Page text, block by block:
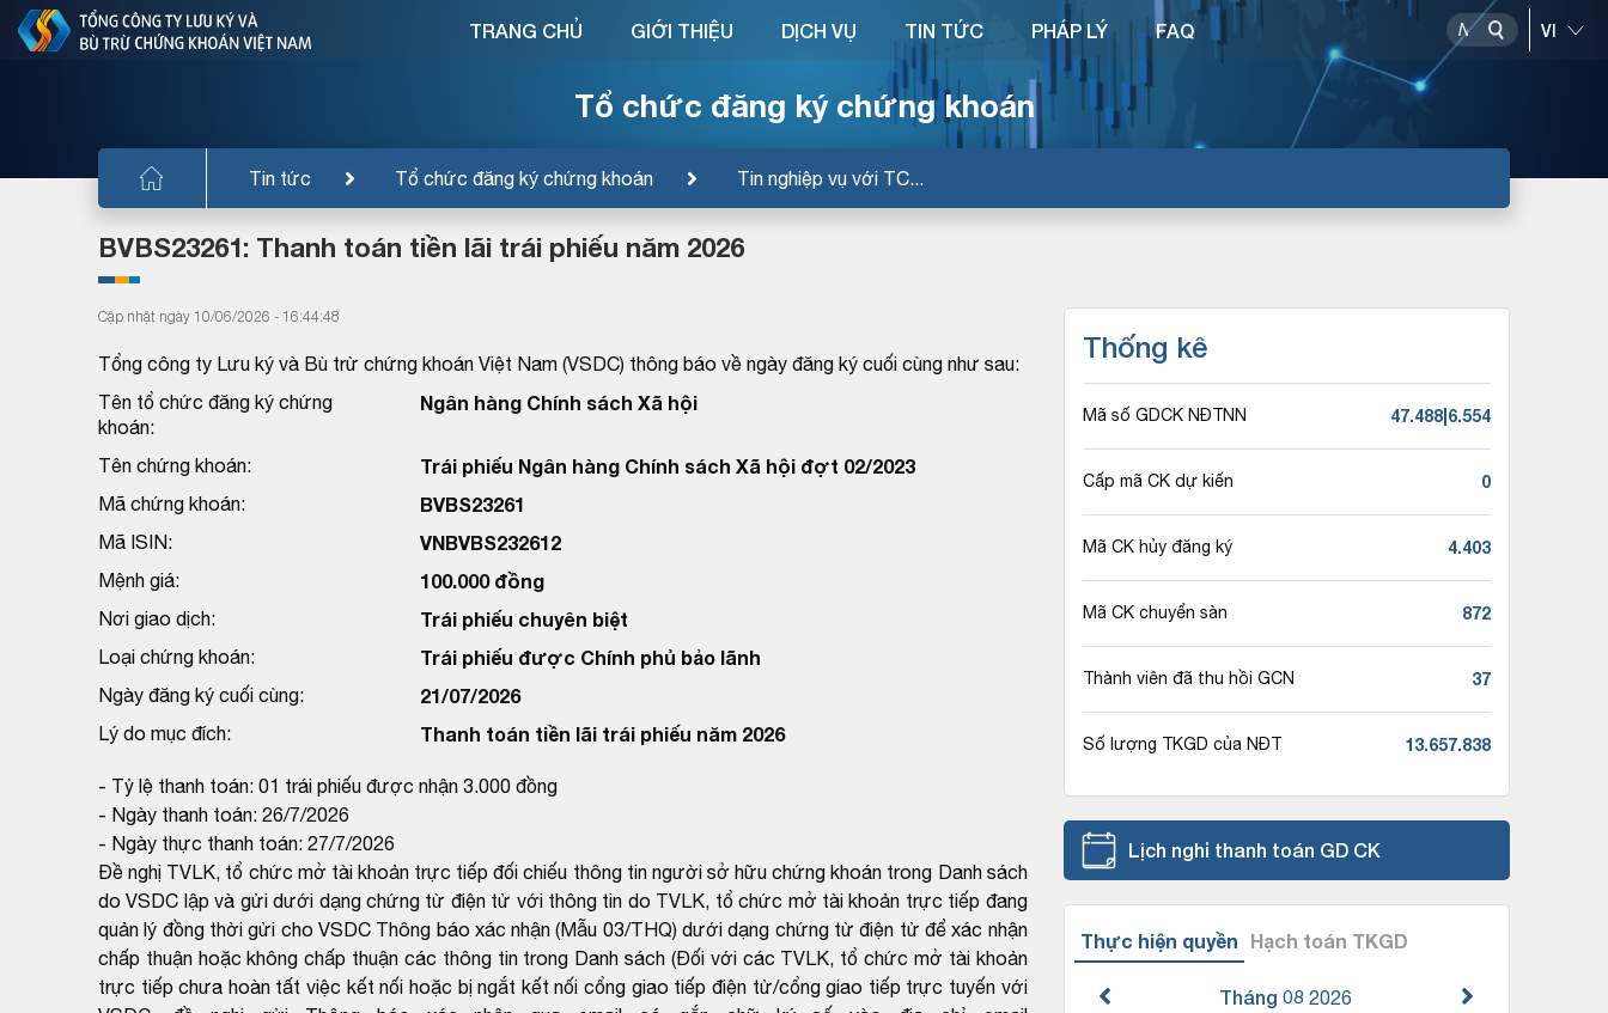
Tổ chức đăng ký chứng khoán
Tin tức Tổ chức đăng ký chứng khoán Tin nghiệp vụ với TC...
TRANG CHỦ GIỚI THIỆU DỊCH VỤ TIN TỨC PHÁP LÝ FAQ
BVBS23261: Thanh toán tiền lãi trái phiếu năm 2026
Cập nhật ngày 10/06/2026 - 16:44:48
Tổng công ty Lưu ký và Bù trừ chứng khoán Việt Nam (VSDC) thông báo về ngày đăng ký cuối cùng như sau:
Tên tổ chức đăng ký chứng
khoán:
Ngân hàng Chính sách Xã hội
Tên chứng khoán: Trái phiếu Ngân hàng Chính sách Xã hội đợt 02/2023
Mã chứng khoán: BVBS23261
Mã ISIN: VNBVBS232612
Mệnh giá: 100.000 đồng
Nơi giao dịch: Trái phiếu chuyên biệt
Loại chứng khoán: Trái phiếu được Chính phủ bảo lãnh
Ngày đăng ký cuối cùng: 21/07/2026
Lý do mục đích: Thanh toán tiền lãi trái phiếu năm 2026
- Tỷ lệ thanh toán: 01 trái phiếu được nhận 3.000 đồng
- Ngày thanh toán: 26/7/2026
- Ngày thực thanh toán: 27/7/2026
Đề nghị TVLK, tổ chức mở tài khoản trực tiếp đối chiếu thông tin người sở hữu chứng khoán trong Danh sách
do VSDC lập và gửi dưới dạng chứng từ điện tử với thông tin do TVLK, tổ chức mở tài khoản trực tiếp đang
quản lý đồng thời gửi cho VSDC Thông báo xác nhận (Mẫu 03/THQ) dưới dạng chứng từ điện tử để xác nhận
chấp thuận hoặc không chấp thuận các thông tin trong Danh sách (Đối với các TVLK, tổ chức mở tài khoản
trực tiếp chưa hoàn tất việc kết nối hoặc bị ngắt kết nối cổng giao tiếp điện tử/cổng giao tiếp trực tuyến với
Thống kê
Mã số GDCK NĐTNN 47.488|6.554
Cấp mã CK dự kiến 0
Mã CK hủy đăng ký 4.403
Mã CK chuyển sàn 872
Thành viên đã thu hồi GCN 37
Số lượng TKGD của NĐT 13.657.838
Lịch nghỉ thanh toán GD CK
Thực hiện quyền Hạch toán TKGD
Tháng 08 2026